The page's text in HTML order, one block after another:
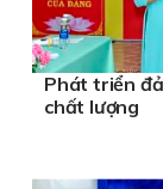
Phát triển
chất lượng